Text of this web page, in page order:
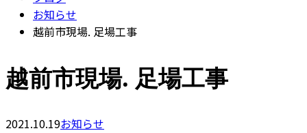
お知らせ
越前市現場. 足場工事
越前市現場. 足場工事
2021.10.19お知らせ